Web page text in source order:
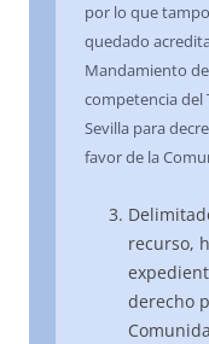
por lo que
quedado
Mandamiento
competencia del
Sevilla para
favor de la
recurso,
derecho